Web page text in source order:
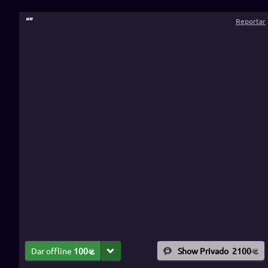
“” Reportar
Dar offline 100 Show Privado 2100